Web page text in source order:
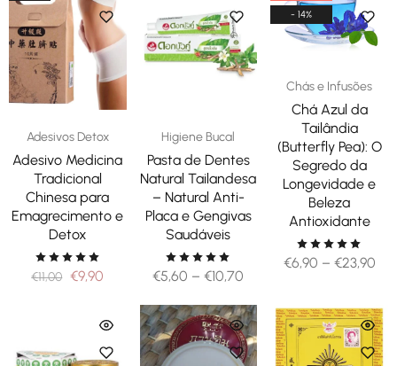
Adesivos Detox
Adesivo Medicina
Tradicional
Chinesa para
Emagrecimento e
Detox
€11,00 €9,90
Higiene Bucal
Pasta de Dentes
Natural Tailandesa
– Natural Anti-
Placa e Gengivas
Saudáveis
€5,60 – €10,70
- 14%
Chás e Infusões
Chá Azul da
Tailândia
(Butterfly Pea): O
Segredo da
Longevidade e
Beleza
Antioxidante
€6,90 – €23,90